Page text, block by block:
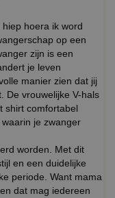
hiep hoera ik word
op een
zijn is een
je leven
manier zien dat jij
De vrouwelijke V-hals
shirt comfortabel
je zwanger
worden. Met dit
en een duidelijke
periode. Want mama
dat mag iedereen